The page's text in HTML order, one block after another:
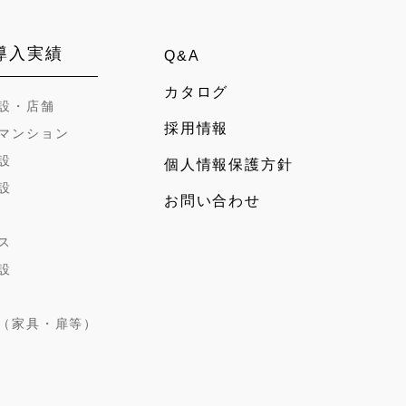
入実績
・店舗
ンション
家具・扉等）
Q&A
カタログ
採用情報
個人情報保護方針
お問い合わせ